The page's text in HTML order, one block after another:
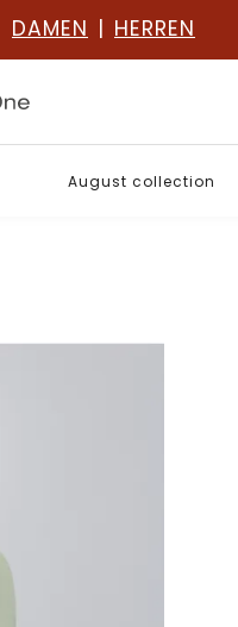
DAMEN | HERREN
August collection